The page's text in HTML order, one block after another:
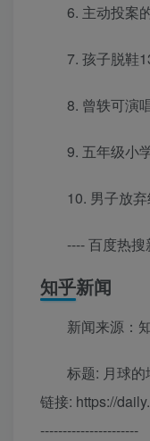
6. 主动投案
7. 孩子脱鞋
8. 曾轶可演
9. 五年级小
10. 男子放
---- 百度热
知乎新闻
新闻来源：
标题: 月球
链接: https://
----------------------